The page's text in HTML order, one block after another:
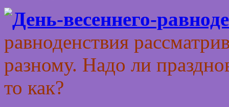
равноденствия
разному. Надо ли
то как?